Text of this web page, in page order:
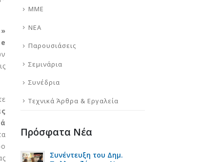
ΜΜΕ
ΝΕΑ
Παρουσιάσεις
Σεμινάρια
Συνέδρια
Τεχνικά Άρθρα & Εργαλεία
Πρόσφατα Νέα
Συνέντευξη του Δημ.